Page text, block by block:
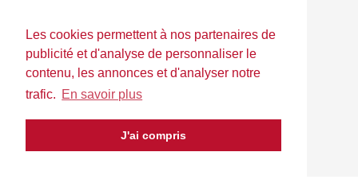
Les cookies permettent à nos partenaires de
publicité et d'analyse de personnaliser le
contenu, les annonces et d'analyser notre
trafic. En savoir plus
J'ai compris